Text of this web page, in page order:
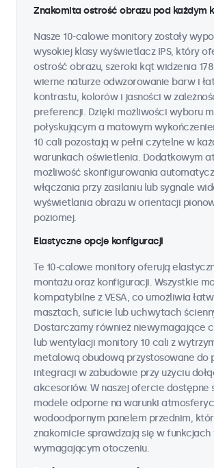
Znakomita ostrość obrazu pod każdym
Nasze 10-calowe monitory zostały
wysokiej klasy wyświetlacz IPS, który
ostrość obrazu, szeroki kąt widzenia
wierne naturze odwzorowanie barw i
kontrastu, kolorów i jasności w
preferencji. Dzięki możliwości wyboru
połyskującym a matowym
10 cali pozostają w pełni czytelne w
warunkach oświetlenia. Dodatkowym
możliwość skonfigurowania
włączania przy zasilaniu lub sygnale
wyświetlania obrazu w orientacji
poziomej.
Elastyczne opcje konfiguracji
Te 10-calowe monitory oferują
montażu oraz konfiguracji. Wszystkie
kompatybilne z VESA, co umożliwia
masztach, suficie lub uchwytach
Dostarczamy również niewymagające
lub wentylacji monitory 10 cali z
metalową obudową przystosowane do
integracji w zabudowie przy użyciu
akcesoriów. W naszej ofercie dostępne
modele odporne na warunki
wodoodpornym panelem przednim,
znakomicie sprawdzają się w
wymagającym otoczeniu.